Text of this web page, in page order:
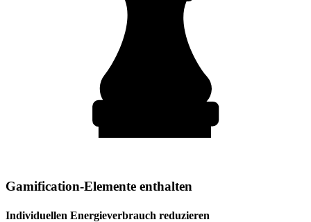
Gamification-Elemente enthalten
Individuellen Energieverbrauch reduzieren